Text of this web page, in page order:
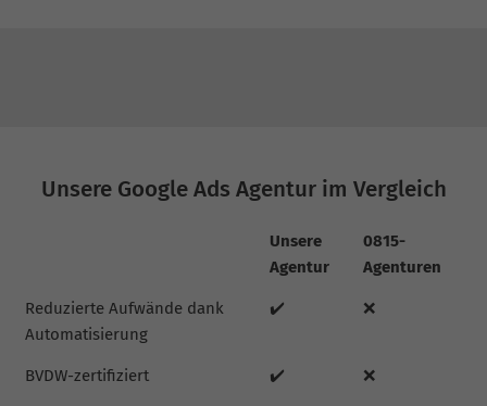
Unsere Google Ads Agentur im Vergleich
Unsere
Agentur
0815-
Agenturen
Reduzierte Aufwände dank
Automatisierung
✔️ ❌
BVDW-zertifiziert ✔️ ❌